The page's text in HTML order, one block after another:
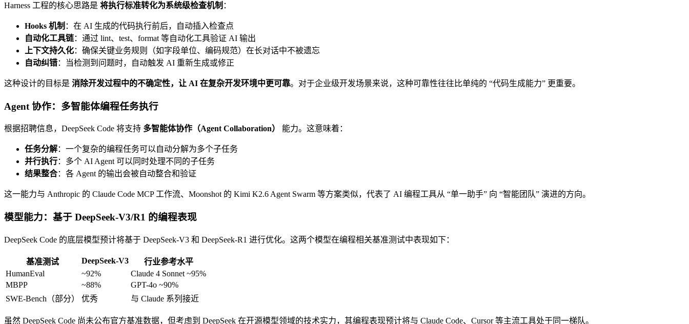
Harness 工程的核心思路是 将执行标准转化为系统级检查机制 ：
Hooks 机制 ：在 AI 生成的代码执行前后，自动插入检查点
自动化工具链：通过 lint、test、format 等自动化工具验证 AI 输出
上下文持久化：确保关键业务规则（如字段单位、编码规范）在长对话中不被遗忘
自动纠错：当检测到问题时，自动触发 AI 重新生成或修正
这种设计的目标是 消除开发过程中的不确定性，让 AI 在复杂开发环境中更可靠。对于企业级开发场景来说，这种可靠性往往比单纯的 “代码生成能力” 更重要。
Agent 协作：多智能体编程任务执行
根据招聘信息，DeepSeek Code 将支持 多智能体协作（Agent Collaboration） 能力。这意味着：
任务分解：一个复杂的编程任务可以自动分解为多个子任务
并行执行：多个 AI Agent 可以同时处理不同的子任务
结果整合：各 Agent 的输出会被自动整合和验证
这一能力与 Anthropic 的 Claude Code MCP 工作流、Moonshot 的 Kimi K2.6 Agent Swarm 等方案类似，代表了 AI 编程工具从 “单一助手” 向 “智能团队” 演进的方向。
模型能力：基于 DeepSeek-V3/R1 的编程表现
DeepSeek Code 的底层模型预计将基于 DeepSeek-V3 和 DeepSeek-R1 进行优化。这两个模型在编程相关基准测试中表现如下：
基准测试 DeepSeek-V3
行业参考水平
HumanEval
~92%
Claude 4 Sonnet ~95%
MBPP
~88%
GPT-4o ~90%
SWE-Bench（部分）
优秀 与 Claude 系列接近
虽然 DeepSeek Code 尚未公布官方基准数据，但考虑到 DeepSeek 在开源模型领域的技术实力，其编程表现预计将与 Claude Code、Cursor 等主流工具处于同一梯队。